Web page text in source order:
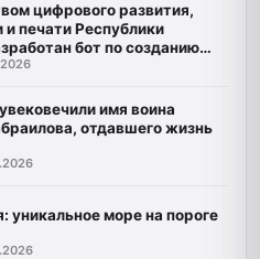
цифрового развития,
печати Республики
бот по созданию
языков народов
имя воина
отдавшего жизнь
уникальное море на пороге